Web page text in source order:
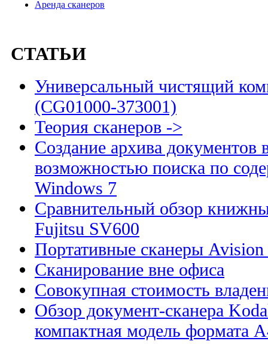
Аренда сканеров
СТАТЬИ
Универсальный чистящий
(CG01000-373001)
Теория сканеров ->
Создание архива документов
возможностью поиска по
Windows 7
Сравнительный обзор
Fujitsu SV600
Портативные сканеры Avision
Сканирование вне офиса
Совокупная стоимость
Обзор документ-сканера
компактная модель формата